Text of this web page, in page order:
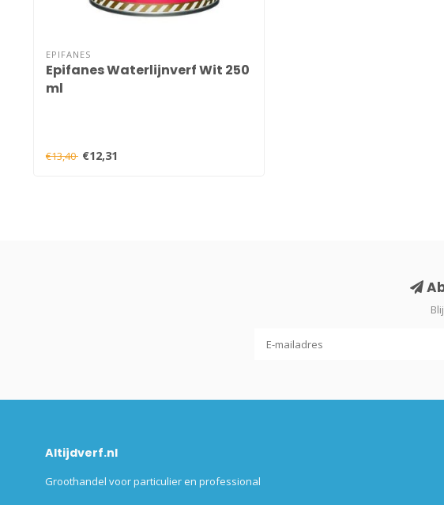
EPIFANES
Epifanes Waterlijnverf Wit 250
ml
€13,40 €12,31
Altijdverf.nl
Groothandel voor particulier en professional